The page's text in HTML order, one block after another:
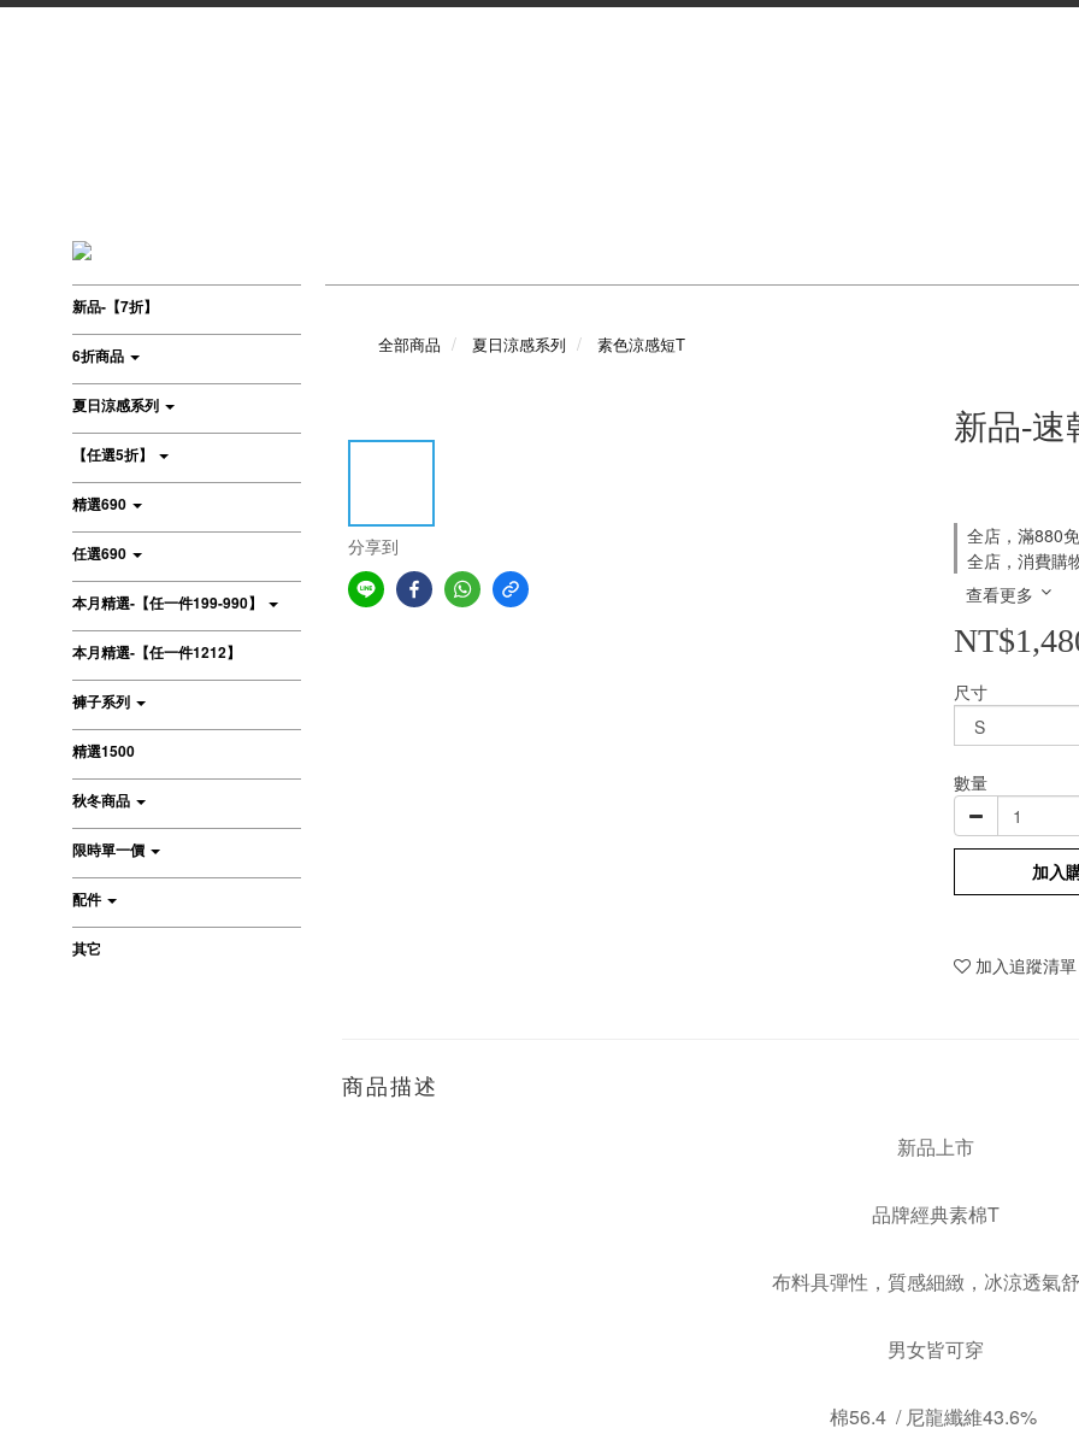
新品-【7折】
6折商品
夏日涼感系列
【任選5折】
精選690
任選690
本月精選-【任一件199-990】
本月精選-【任一件1212】
褲子系列
精選1500
秋冬商品
限時單一價
配件
其它
全部商品 夏日涼感系列 素色涼感短T
分享到
新品-速
全店，滿880
全店，消費購
查看更多
尺寸
數量
加入
加入追蹤清單
商品描述
新品上市
品牌經典素棉T
布料具彈性，質感細緻，冰涼透氣
男女皆可穿
棉56.4 / 尼龍纖維43.6%